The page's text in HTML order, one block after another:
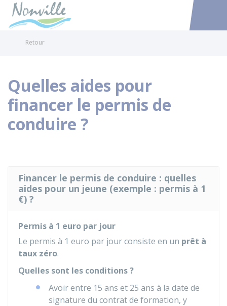
Accéder
Retour
Quelles aides pour
financer le permis de
conduire ?
Financer le permis de conduire : quelles
aides pour un jeune (exemple : permis à 1
€) ?
Permis à 1 euro par jour
Le permis à 1 euro par jour consiste en un prêt à
taux zéro.
Quelles sont les conditions ?
Avoir entre 15 ans et 25 ans à la date de
signature du contrat de formation, y